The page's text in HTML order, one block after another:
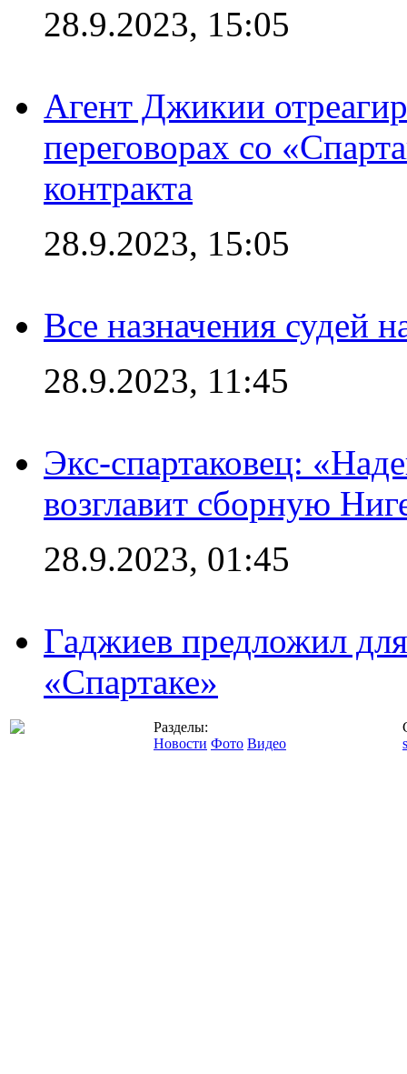
28.9.2023, 15:05
Агент Джикии
переговорах со
контракта
28.9.2023, 15:05
Все назначения судей
28.9.2023, 11:45
Экс-спартаковец:
возглавит сборную
28.9.2023, 01:45
Гаджиев предложил
«Спартаке»
Разделы:
Новости Фото Видео